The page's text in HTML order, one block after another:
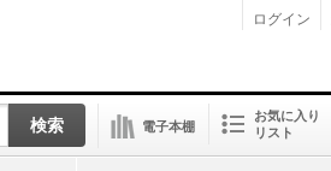
ログイン
検索 電子本棚
お気に入り
リスト